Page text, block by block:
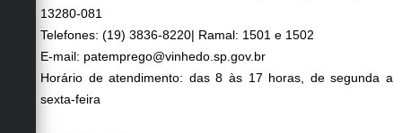
13280-081
Telefones: (19) 3836-8220| Ramal: 1501 e 1502
E-mail: patemprego@vinhedo.sp.gov.br
Horário de atendimento: das 8 às 17 horas, de segunda a
sexta-feira